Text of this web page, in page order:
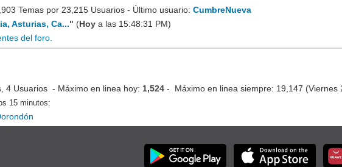
Temas por 23,215 Usuarios - Último usuario:CumbreNueva
Asturias, Ca..." (Hoy a las 15:48:31 PM)
del foro.
4 Usuarios - Máximo en linea hoy: 1,524 - Máximo en linea siempre: 19,147 (Viernes
15 minutos: